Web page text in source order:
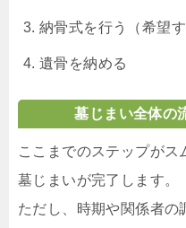
納骨式を行う（希望す
遺骨を納める
墓じまい全体の
ここまでのステップが
墓じまいが完了します。
ただし、時期や関係者の